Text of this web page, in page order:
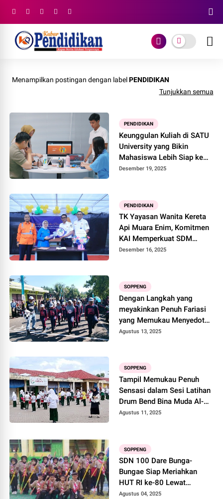
Menampilkan postingan dengan labelPENDIDIKAN
Tunjukkan semua
PENDIDIKAN
Keunggulan Kuliah di SATU
University yang Bikin
Mahasiswa Lebih Siap ke
Dunia Profesional
Desember 19, 2025
PENDIDIKAN
TK Yayasan Wanita Kereta
Api Muara Enim, Komitmen
KAI Memperkuat SDM
Tangguh Sejak Dini
Desember 16, 2025
SOPPENG
Dengan Langkah yang
meyakinkan Penuh Fariasi
yang Memukau Menyedot
Perhatian Masyarakat
Agustus 13, 2025
SOPPENG
Tampil Memukau Penuh
Sensasi dalam Sesi Latihan
Drum Bend Bina Muda Al-
Ma'Rif Arif SMP Islam
Agustus 11, 2025
SOPPENG
SDN 100 Dare Bunga-
Bungae Siap Meriahkan
HUT RI ke-80 Lewat
Kegiatan Pramuka
Agustus 04, 2025